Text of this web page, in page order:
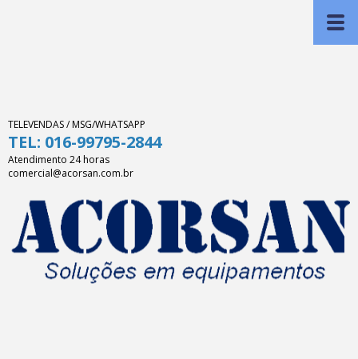
TELEVENDAS / MSG/WHATSAPP
TEL: 016-99795-2844
Atendimento 24 horas
comercial@acorsan.com.br